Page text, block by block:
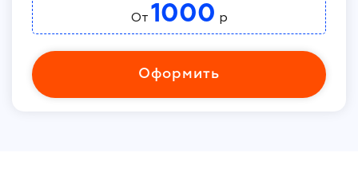
От 1000 р
Оформить